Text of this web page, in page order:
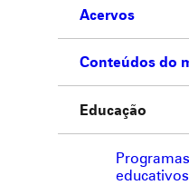
Acervos
Conteúdos do
Educação
educativos